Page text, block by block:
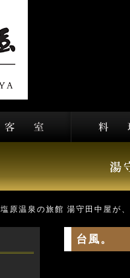
塩原温泉の旅館 湯守田中屋が
台風。